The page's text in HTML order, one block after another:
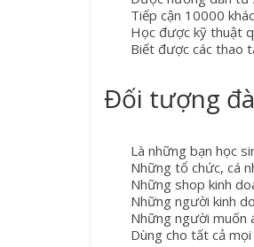
Tiếp cận 10000
Học được kỹ thuật
Biết được các thao
Đối tượng
Là những bạn học
Những tổ chức, cá
Những shop kinh
Những người kinh
Những người muốn
Dùng cho tất cả